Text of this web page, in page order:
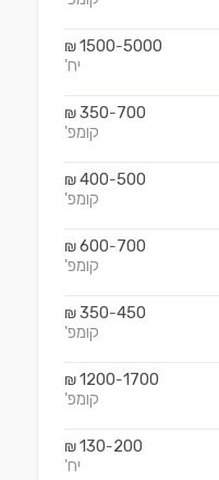
1500-5000
₪
יח'
350-700
₪
קומפ'
400-500
₪
קומפ'
600-700
₪
קומפ'
350-450
₪
קומפ'
1200-1700
₪
קומפ'
130-200
₪
יח'